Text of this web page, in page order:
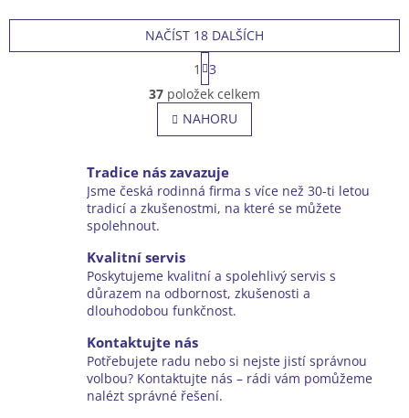
O
v
l
á
a
c
í
k
y
v
i
s
u
NAČÍST 18 DALŠÍCH
S
t
r
á
n
k
v
á
n
í
1
3
37 položek celkem
NAHORU
Tradice nás zavazuje
Jsme česká rodinná firma s více než 30-ti letou
tradicí a zkušenostmi, na které se můžete
spolehnout.
Kvalitní servis
Poskytujeme kvalitní a spolehlivý servis s
důrazem na odbornost, zkušenosti a
dlouhodobou funkčnost.
Kontaktujte nás
Potřebujete radu nebo si nejste jistí správnou
volbou? Kontaktujte nás – rádi vám pomůžeme
nalézt správné řešení.